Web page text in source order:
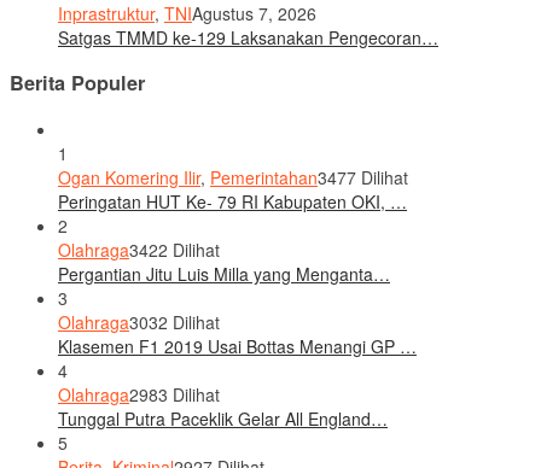
Inprastruktur, TNIAgustus 7, 2026
Satgas TMMD ke-129 Laksanakan Pengecoran…
Berita Populer
1
Ogan Komering Ilir, Pemerintahan3477 Dilihat
Peringatan HUT Ke- 79 RI Kabupaten OKI, …
2
Olahraga3422 Dilihat
Pergantian Jitu Luis Milla yang Menganta…
3
Olahraga3032 Dilihat
Klasemen F1 2019 Usai Bottas Menangi GP …
4
Olahraga2983 Dilihat
Tunggal Putra Paceklik Gelar All England…
5